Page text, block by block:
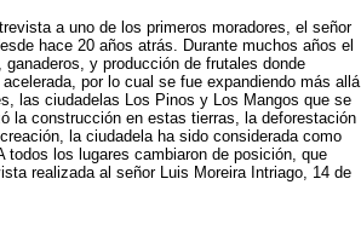
a uno de los primeros moradores, el señor
hace 20 años atrás. Durante muchos años el
y producción de frutales donde
por lo cual se fue expandiendo más allá
las ciudadelas Los Pinos y Los Mangos que se
la construcción en estas tierras, la deforestación
la ciudadela ha sido considerada como
los lugares cambiaron de posición, que
realizada al señor Luis Moreira Intriago, 14 de